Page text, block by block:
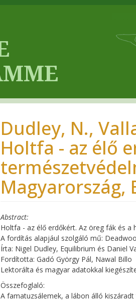
Dudley, N.,
Holtfa - az élő
Magyarország,
Abstract
Holtfa - az élő erdőkért. Az öreg fák és
A fordítás alapjául szolgáló mű:
Írta: Nigel Dudley, Equilibrium és Daniel
Fordította: Gadó György Pál, Nawal Billo
Lektorálta és magyar adatokkal
Összefoglaló:
A famatuzsálemek, a lábon álló